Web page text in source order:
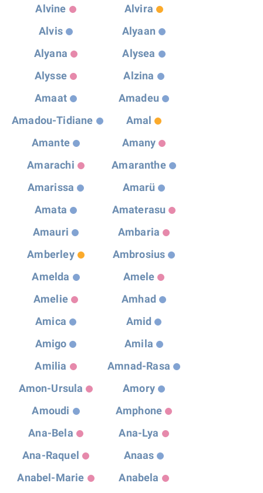
Alvine
Alvira
Alvis
Alyaan
Alyana
Alysea
Alysse
Alzina
Amaat
Amadeu
Amadou-Tidiane
Amal
Amante
Amany
Amarachi
Amaranthe
Amarissa
Amarü
Amata
Amaterasu
Amauri
Ambaria
Amberley
Ambrosius
Amelda
Amele
Amelie
Amhad
Amica
Amid
Amigo
Amila
Amilia
Amnad-Rasa
Amon-Ursula
Amory
Amoudi
Amphone
Ana-Bela
Ana-Lya
Ana-Raquel
Anaas
Anabel-Marie
Anabela